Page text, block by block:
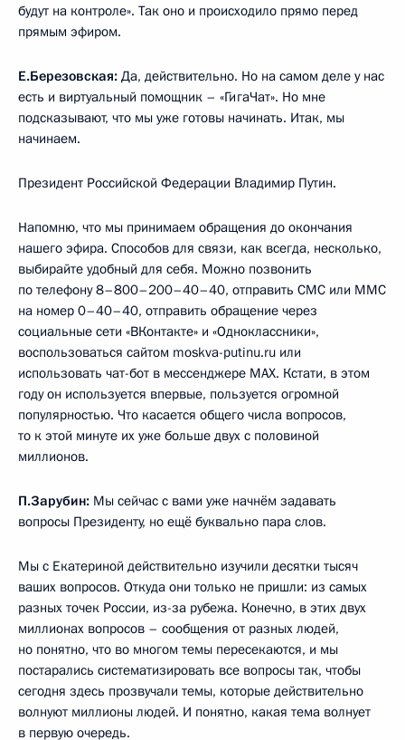
будут на контроле». Так оно и происходило прямо перед
прямым эфиром.
Е.Березовская: Да, действительно. Но на самом деле у нас
есть и виртуальный помощник – «ГигаЧат». Но мне
подсказывают, что мы уже готовы начинать. Итак, мы
начинаем.
Президент Российской Федерации Владимир Путин.
Напомню, что мы принимаем обращения до окончания
нашего эфира. Способов для связи, как всегда, несколько,
выбирайте удобный для себя. Можно позвонить
по телефону 8–800–200–40–40, отправить СМС или ММС
на номер 0–40–40, отправить обращение через
социальные сети «ВКонтакте» и «Одноклассники»,
воспользоваться сайтом moskva-putinu.ru или
использовать чат-бот в мессенджере МАХ. Кстати, в этом
году он используется впервые, пользуется огромной
популярностью. Что касается общего числа вопросов,
то к этой минуте их уже больше двух с половиной
миллионов.
П.Зарубин: Мы сейчас с вами уже начнём задавать
вопросы Президенту, но ещё буквально пара слов.
Мы с Екатериной действительно изучили десятки тысяч
ваших вопросов. Откуда они только не пришли: из самых
разных точек России, из-за рубежа. Конечно, в этих двух
миллионах вопросов – сообщения от разных людей,
но понятно, что во многом темы пересекаются, и мы
постарались систематизировать все вопросы так, чтобы
сегодня здесь прозвучали темы, которые действительно
волнуют миллионы людей. И понятно, какая тема волнует
в первую очередь.